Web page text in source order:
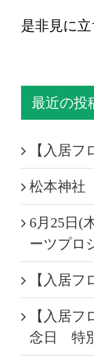
是非見に立
最近の投
【入居
松本神社
6月25日(
ーツプロ
【入居
【入居
念日 特